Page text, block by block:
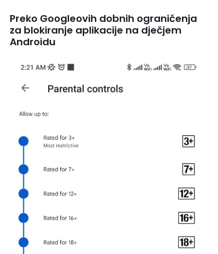
Preko Googleovih dobnih ograničenja
za blokiranje aplikacije na dječjem
Androidu